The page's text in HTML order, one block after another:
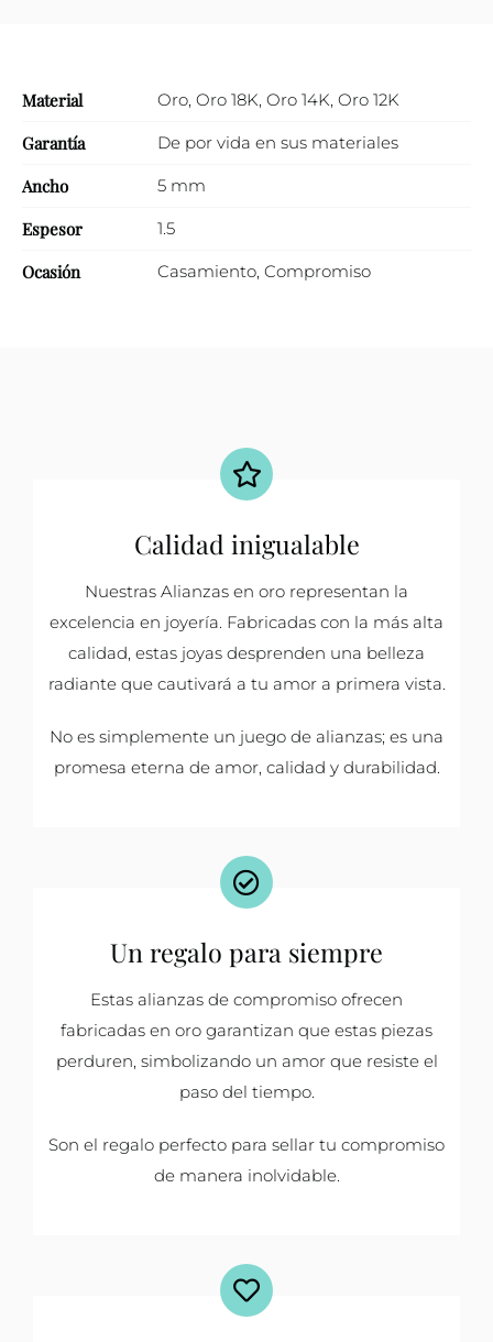
Material Oro, Oro 18K, Oro 14K, Oro 12K
Garantía De por vida en sus materiales
Ancho 5 mm
Espesor 1.5
Ocasión Casamiento, Compromiso
Calidad inigualable
Nuestras Alianzas en oro representan la
excelencia en joyería. Fabricadas con la más alta
calidad, estas joyas desprenden una belleza
radiante que cautivará a tu amor a primera vista.
No es simplemente un juego de alianzas; es una
promesa eterna de amor, calidad y durabilidad.
Un regalo para siempre
Estas alianzas de compromiso ofrecen
fabricadas en oro garantizan que estas piezas
perduren, simbolizando un amor que resiste el
paso del tiempo.
Son el regalo perfecto para sellar tu compromiso
de manera inolvidable.